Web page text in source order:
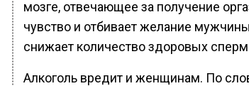
мозге, отвечающее за получение
чувство и отбивает желание
снижает количество здоровых
Алкоголь вредит и женщинам. По